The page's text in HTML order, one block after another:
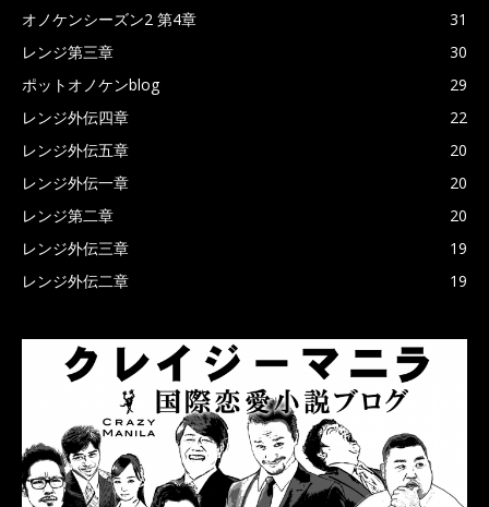
オノケンシーズン2 第4章
31
レンジ第三章
30
ポットオノケンblog
29
レンジ外伝四章
22
レンジ外伝五章
20
レンジ外伝一章
20
レンジ第二章
20
レンジ外伝三章
19
レンジ外伝二章
19